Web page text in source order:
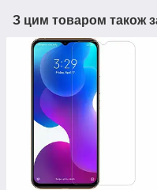
З цим товаром також